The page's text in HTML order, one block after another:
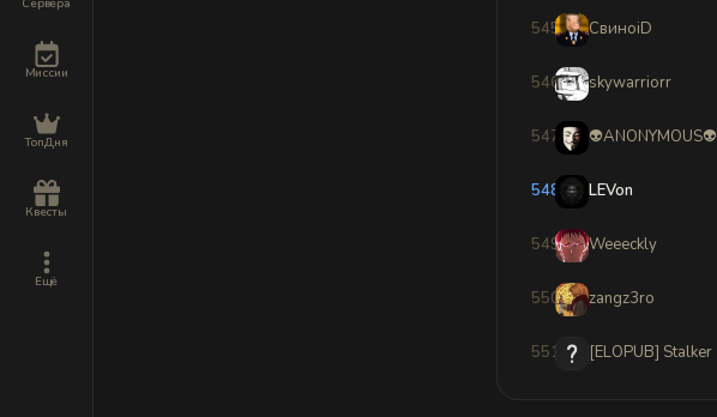
Миссии
ТопДня
Квесты
Ещё
545 СвиноiD
546 skywarriorr
547 👽ANONYMOUS👽
548 LEVon
549 Weeeckly
550 zangz3ro
551 [ELOPUB] Stalker